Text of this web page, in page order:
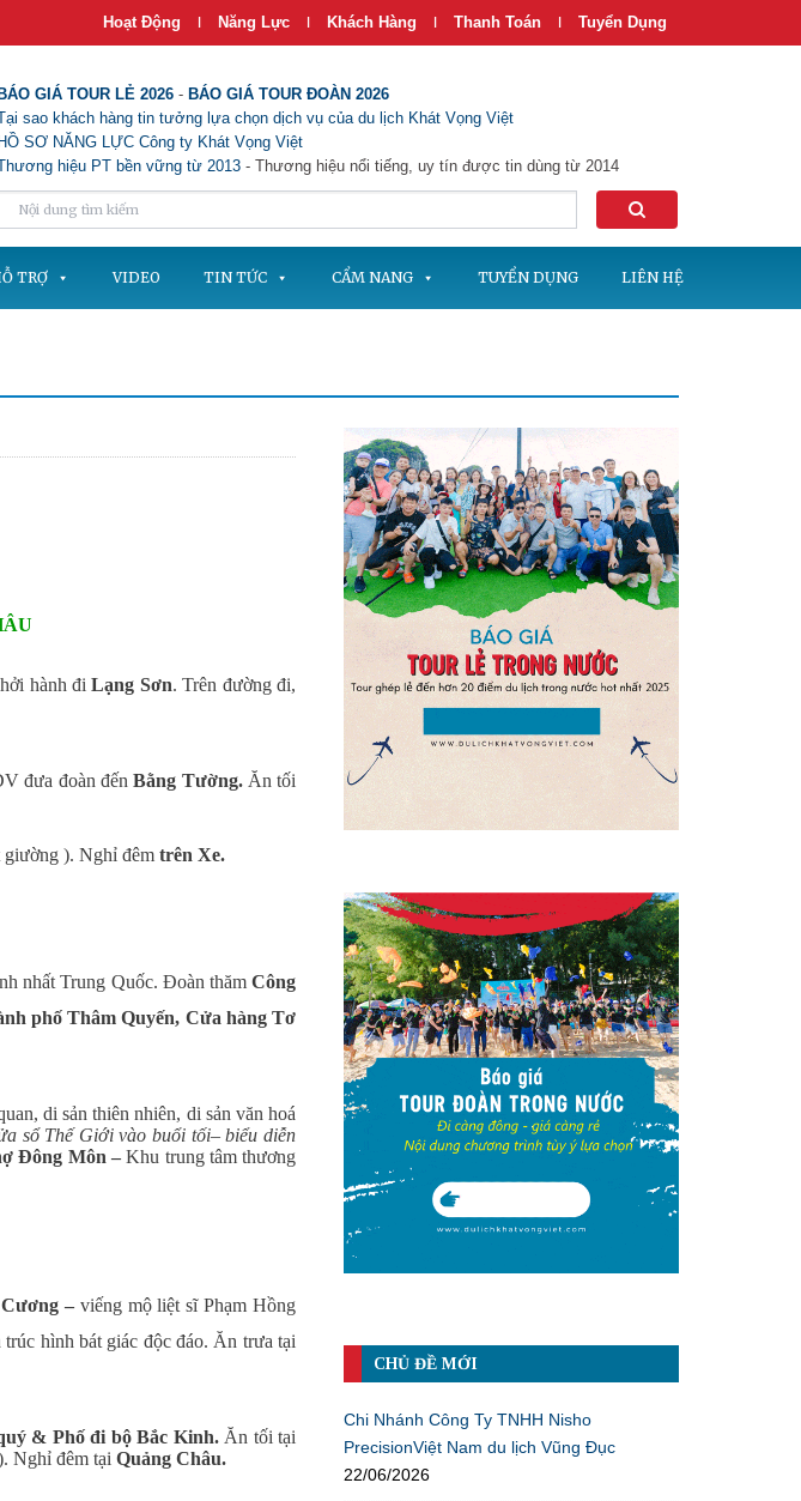
Hoạt Động | Năng Lực | Khách Hàng | Thanh Toán | Tuyển Dụng
BÁO GIÁ TOUR LẺ 2026 - BÁO GIÁ TOUR ĐOÀN 2026
sao khách hàng tin tưởng lựa chọn dịch vụ của du lịch Khát Vọng Việt
HỒ SƠ NĂNG LỰC Công ty Khát Vọng Việt
hiệu PT bền vững từ 2013 - Thương hiệu nổi tiếng, uy tín được tin dùng từ 2014
TRỢ VIDEO TIN TỨC CẨM NANG TUYỂN DỤNG LIÊN HỆ
hành điLạng Sơn. Trên đường đi,
đưa đoàn đếnBằng Tường. Ăn tối
). Nghỉ đêm trên Xe.
nhất Trung Quốc. Đoàn thămCông
phố Thâm Quyến, Cửa hàng Tơ
di sản thiên nhiên, di sản văn hoá
sổ Thế Giới vào buổi tối– biểu diễn
Đông Môn –Khu trung tâm thương
– viếng mộ liệt sĩ Phạm Hồng
trúc hình bát giác độc đáo. Ăn trưa tại
& Phố đi bộ Bắc Kinh.Ăn tối tại
Nghỉ đêm tại Quảng Châu.
CHỦ ĐỀ MỚI
Chi Nhánh Công Ty TNHH Nisho
PrecisionViệt Nam du lịch Vũng Đục
22/06/2026